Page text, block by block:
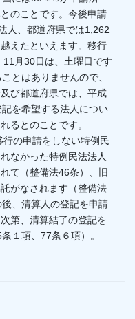
のことです。今後申請
人、都道府県では1,262
えたといえます。移行
月30日は、土曜日です
とはありませんので、
び都道府県では、平成
を希望する法人につい
るとのことです。
の申請をしない特例民
なかった特例民法法人
て（整備法46条）、旧
がなされます（整備法
、清算人の登記を申請
第、清算結了の登記を
１項、77条６項）。